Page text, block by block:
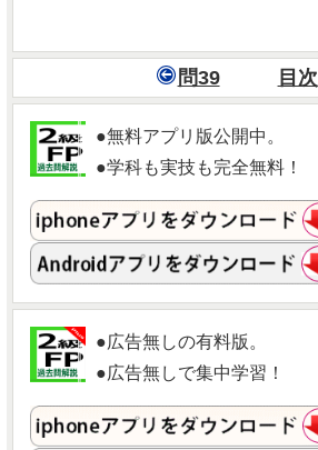
問39 目次
●無料アプリ版公開中。
●学科も実技も完全無料！
●広告無しの有料版。
●広告無しで集中学習！